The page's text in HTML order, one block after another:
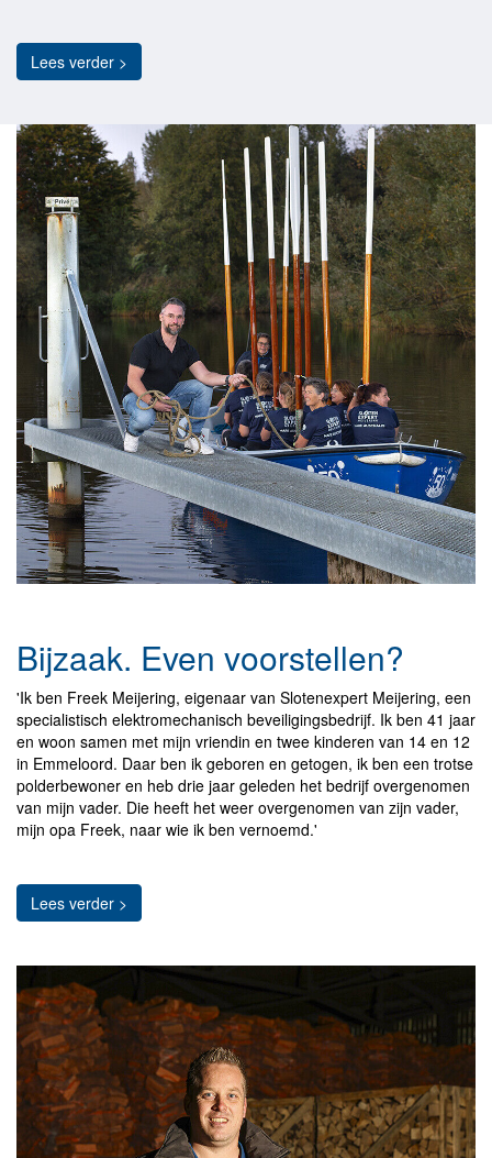
Lees verder >
Bijzaak. Even voorstellen?
'Ik ben Freek Meijering, eigenaar van Slotenexpert Meijering, een
specialistisch elektromechanisch beveiligingsbedrijf. Ik ben 41 jaar
en woon samen met mijn vriendin en twee kinderen van 14 en 12
in Emmeloord. Daar ben ik geboren en getogen, ik ben een trotse
polderbewoner en heb drie jaar geleden het bedrijf overgenomen
van mijn vader. Die heeft het weer overgenomen van zijn vader,
mijn opa Freek, naar wie ik ben vernoemd.'
Lees verder >